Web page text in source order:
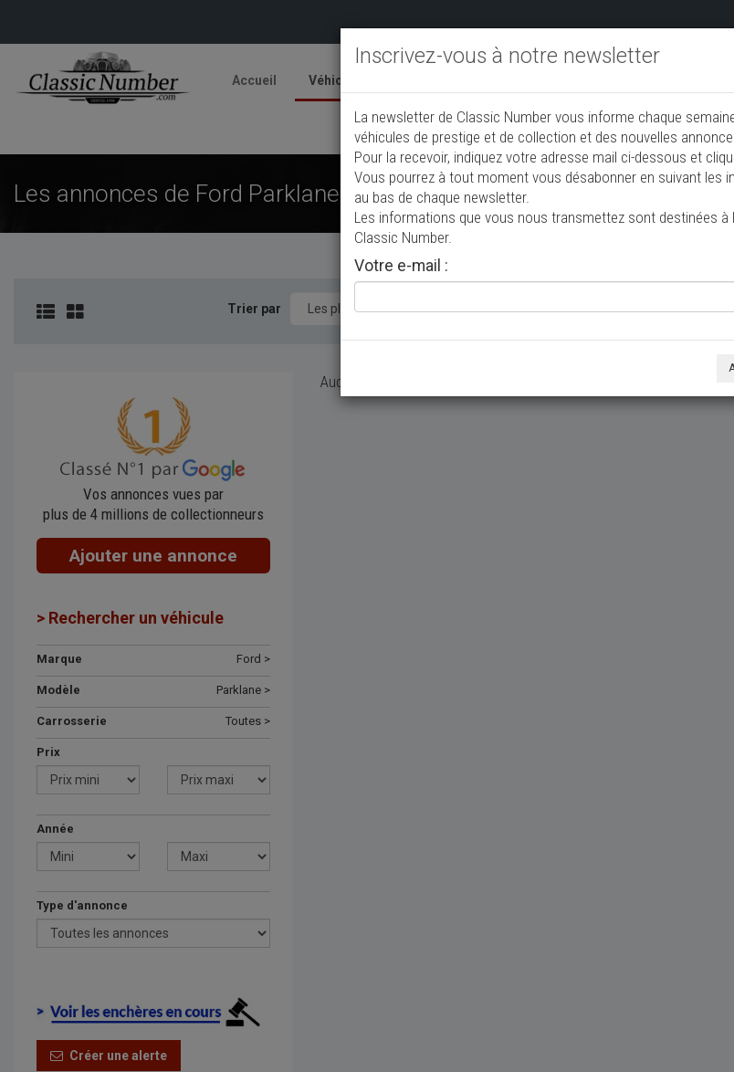
Accueil Véhicules
Ajouter une annonce
Les annonces de Ford Parklane de collection à vendre
Trier par
Vos annonces vues par
plus de 4 millions de collectionneurs
Ajouter une annonce
> Rechercher un véhicule
Marque Ford >
Modèle Parklane >
Carrosserie Toutes >
Prix
Année
Type d'annonce
Créer une alerte
Aucun véhicule ne correspond à votre recherche, veuillez modifier
Inscrivez-vous à notre newsletter
La newsletter de Classic Number vous informe chaque
véhicules de prestige et de collection et des nouvelles
Pour la recevoir, indiquez votre adresse mail ci-dessous et
Vous pourrez à tout moment vous désabonner en suivant les
au bas de chaque newsletter.
Les informations que vous nous transmettez sont destinées à
Classic Number.
Votre e-mail :